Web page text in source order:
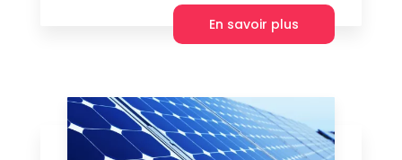
En savoir plus